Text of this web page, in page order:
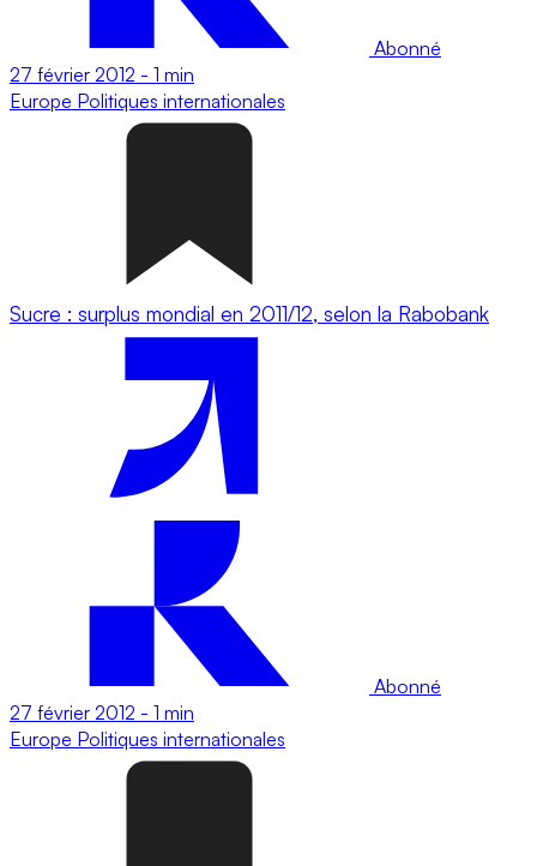
Abonné
27 février 2012 - 1 min
Europe Politiques internationales
Sucre : surplus mondial en 2011/12, selon la Rabobank
Abonné
27 février 2012 - 1 min
Europe Politiques internationales